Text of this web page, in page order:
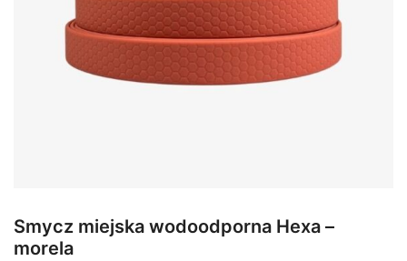
Smycz miejska wodoodporna Hexa –
morela